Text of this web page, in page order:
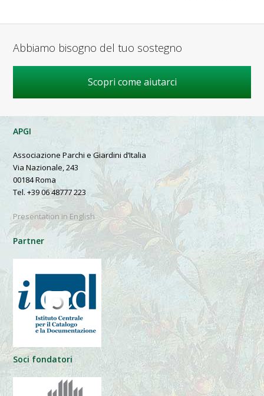
Abbiamo bisogno del tuo sostegno
Scopri come aiutarci
APGI
Associazione Parchi e Giardini d’Italia
Via Nazionale, 243
00184 Roma
Tel. +39 06 48777 223
Presentation in English
Partner
Soci fondatori